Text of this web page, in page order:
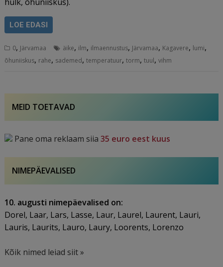
LOE EDASI
0, Järvamaa äike, ilm, ilmaennustus, Järvamaa, Kagavere, lumi,
õhuniiskus, rahe, sademed,temperatuur,torm,tuul,vihm
MEID TOETAVAD
Pane oma reklaam siia35 euro eest kuus
NIMEPÄEVALISED
10. augusti nimepäevalised on:
Dorel, Laar, Lars, Lasse, Laur, Laurel, Laurent, Lauri,
Lauris, Laurits, Lauro, Laury, Loorents, Lorenzo
Kõik nimed leiad siit »